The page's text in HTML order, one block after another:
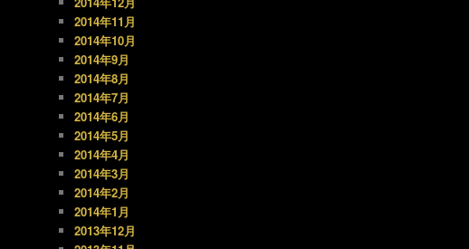
2014年11月
2014年10月
2014年9月
2014年8月
2014年7月
2014年6月
2014年5月
2014年4月
2014年3月
2014年2月
2014年1月
2013年12月